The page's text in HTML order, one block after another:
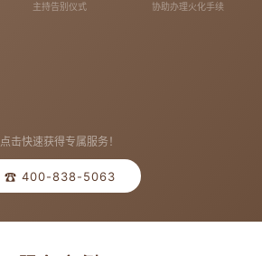
主持告别仪式 协助办理火化手续
点击快速获得专属服务！
☎ 400-838-5063